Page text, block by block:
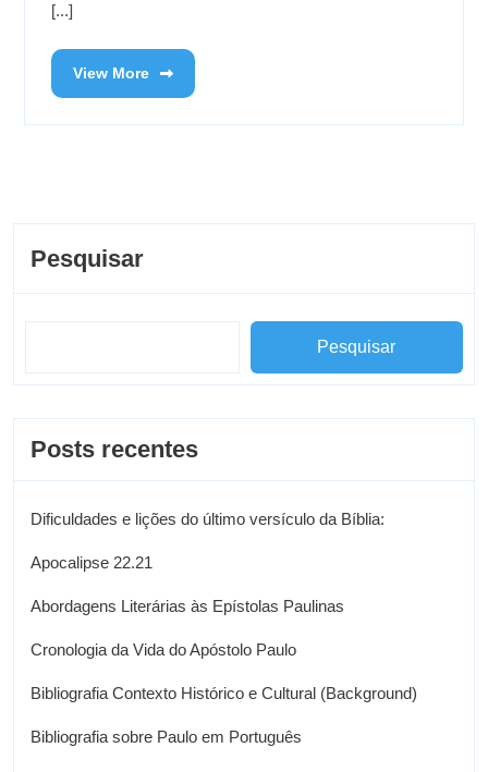
[...]
View More
Pesquisar
Pesquisar
Posts recentes
Dificuldades e lições do último versículo da Bíblia:
Apocalipse 22.21
Abordagens Literárias às Epístolas Paulinas
Cronologia da Vida do Apóstolo Paulo
Bibliografia Contexto Histórico e Cultural (Background)
Bibliografia sobre Paulo em Português